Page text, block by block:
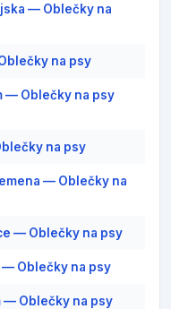
— Oblečky na
na psy
— Oblečky na psy
na psy
— Oblečky na
— Oblečky na psy
Oblečky na psy
— Oblečky na psy